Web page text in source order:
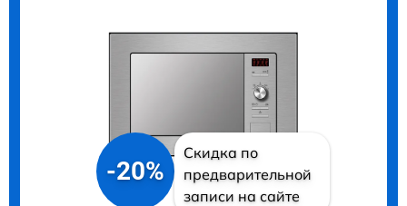
-20%
Скидка по
предварительной
записи на сайте